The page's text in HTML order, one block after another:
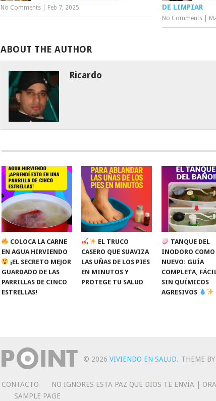
No Comments Feb 7, 2025
DE LIMPIAR
No Comments
ABOUT THE AUTHOR
Ricardo
COLOCA LA CARNE
EN AGUA HIRVIENDO
¡EL SECRETO MEJOR
GUARDADO DE LAS
PARRILLAS DE CINCO
ESTRELLAS!
EL TRUCO
CASERO QUE SUAVIZA
LAS UÑAS DE LOS PIES
EN MINUTOS Y
PROTEGE TU SALUD
TANQUE DEL
INODORO COMO
NUEVO: GUÍA
COMPLETA,
SIN QUÍMICOS
AGRESIVOS
© 2026 VIVIENDO EN SALUD. THEME BY
CONTACTO NO IGNORES ESTA PAZ QUE DIOS TE ENVÍA |
SAMPLE PAGE